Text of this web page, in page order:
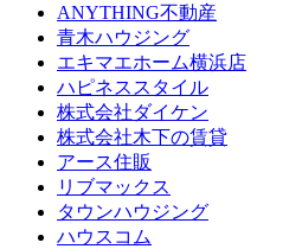
ANYTHING不動産
青木ハウジング
エキマエホーム横浜店
ハピネススタイル
株式会社ダイケン
株式会社木下の賃貸
アース住販
リブマックス
タウンハウジング
ハウスコム